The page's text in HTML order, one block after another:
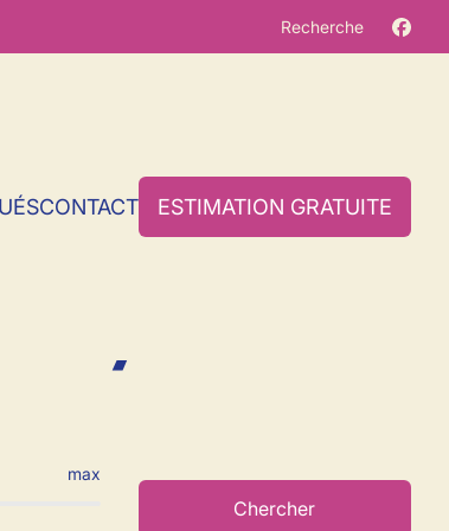
Recherche
CONTACT ESTIMATION GRATUITE
max
Chercher